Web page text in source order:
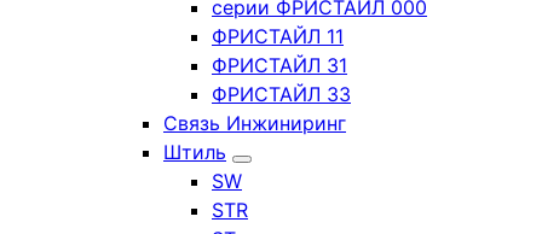
серии ФРИСТАЙЛ 000
ФРИСТАЙЛ 11
ФРИСТАЙЛ 31
ФРИСТАЙЛ 33
Связь Инжиниринг
Штиль
SW
STR